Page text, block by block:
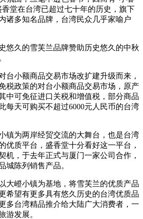
堂在台湾已超过七十年的历史，旗下
诸多知名品牌，台湾民众几乎家喻户
久的雪芙兰品牌赞助历史悠久的中秋
小额商品交易市场改扩建升级而来，
税政策的对台小额商品交易市场，原产
中可免征进口关税和增值税，部分商品
每天可购买不超过6000元人民币的台湾
为两岸经贸交流的大舞台，也是台湾
优质平台，盛香堂十分看好这一平台，
机，于去年正式与厦门一家公司合作，
城陈列销售产品。
嶝小镇为基地，将雪芙兰的优质产品
希望有更多具有悠久历史的台湾优质品
多台湾精品推介给大陆广大消费者，一
游发展。